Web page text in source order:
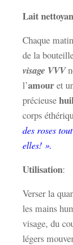
Lait
Chaque
de la
visage VVV
l’amouret
précieuse
corps
des roses
elles! ».
Utilisation:
Verser la
les mains
visage, du
légers